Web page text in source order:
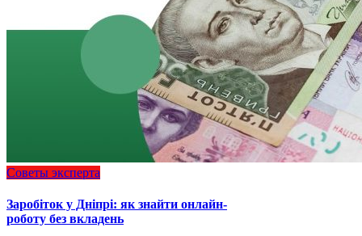
Советы эксперта
Заробіток у Дніпрі: як знайти онлайн-
роботу без вкладень